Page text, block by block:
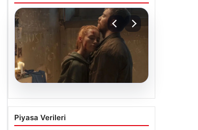
06.08.2026
Sinemalarda bu hafta: 6
film sinemaseverlerle
Piyasa Verileri